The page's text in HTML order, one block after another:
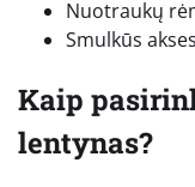
Nuotraukų
Smulkūs
Kaip
lentynas?